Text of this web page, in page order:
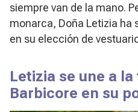
siempre van de la mano.
monarca, Doña Letizia ha
en su elección de
Letizia se une a
Barbicore en su